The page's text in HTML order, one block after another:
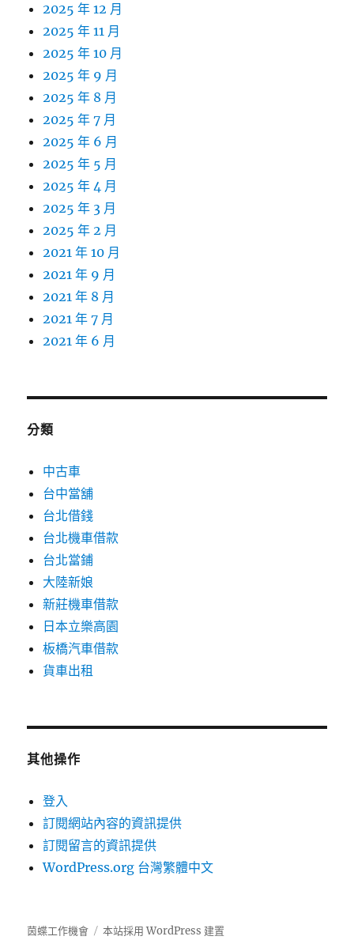
2025 年 12 月
2025 年 11 月
2025 年 10 月
2025 年 9 月
2025 年 8 月
2025 年 7 月
2025 年 6 月
2025 年 5 月
2025 年 4 月
2025 年 3 月
2025 年 2 月
2021 年 10 月
2021 年 9 月
2021 年 8 月
2021 年 7 月
2021 年 6 月
分類
中古車
台中當舖
台北借錢
台北機車借款
台北當鋪
大陸新娘
新莊機車借款
日本立樂高園
板橋汽車借款
貨車出租
其他操作
登入
訂閱網站內容的資訊提供
訂閱留言的資訊提供
WordPress.org 台灣繁體中文
茵蝶工作機會 本站採用 WordPress 建置